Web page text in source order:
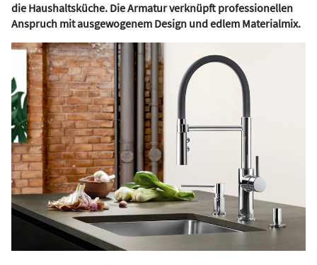
die Haushaltsküche. Die Armatur verknüpft professionellen
Anspruch mit ausgewogenem Design und edlem Materialmix.